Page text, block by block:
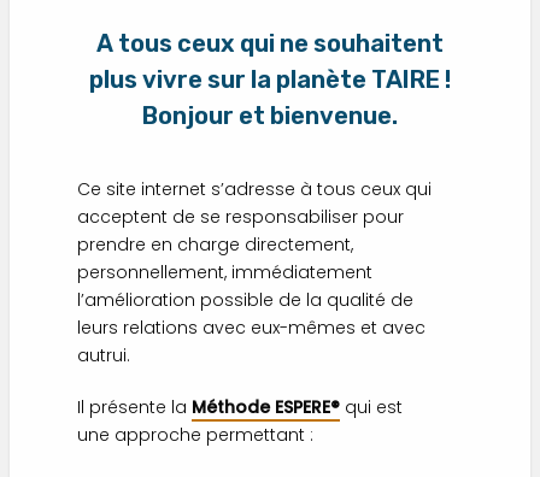
A tous ceux qui ne souhaitent
plus vivre sur la planète TAIRE !
Bonjour et bienvenue.
Ce site internet s’adresse à tous ceux qui
acceptent de se responsabiliser pour
prendre en charge directement,
personnellement, immédiatement
l’amélioration possible de la qualité de
leurs relations avec eux-mêmes et avec
autrui.
Il présente la Méthode ESPERE® qui est
une approche permettant :